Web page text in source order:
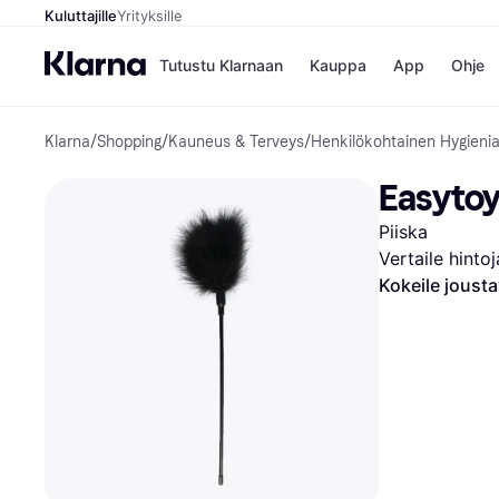
KuluttajilleYrityksille
Tutustu Klarnaan Kauppa
Kaupat
Gigantti
H&M
Wolt
App Ohje
Klarna/Shopping/Kauneus & Terveys/Henkilökohtainen Hygienia
Piiska
Vertaile
Kokeile